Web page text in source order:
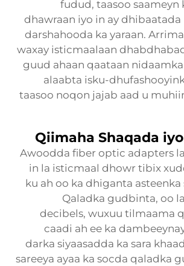
fudud, taasoo saameyn
dhawraan iyo in ay dhibaatada
darshahooda ka yaraan.
waxay isticmaalaan
guud ahaan qaataan
alaabta isku-
taasoo noqon jajab aad u
Qiimaha Shaqada
Awoodda fiber optic adapters
in la isticmaal dhowr tibix
ku ah oo ka dhiganta asteenka
Qaladka gudbinta, oo
decibels, wuxuu tilmaama
caadi ah ee ka
darka siyaasadda ka sara
sareeya ayaa ka socda qaladka